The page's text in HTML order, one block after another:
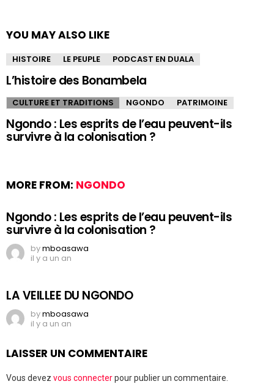
YOU MAY ALSO LIKE
HISTOIRE LE PEUPLE PODCAST EN DUALA
L’histoire des Bonambela
CULTURE ET TRADITIONS NGONDO PATRIMOINE
Ngondo : Les esprits de l’eau peuvent-ils
survivre à la colonisation ?
MORE FROM: NGONDO
Ngondo : Les esprits de l’eau peuvent-ils
survivre à la colonisation ?
bymboasawa
il y a un an
LA VEILLEE DU NGONDO
bymboasawa
il y a un an
LAISSER UN COMMENTAIRE
Vous devez vous connecterpour publier un commentaire.